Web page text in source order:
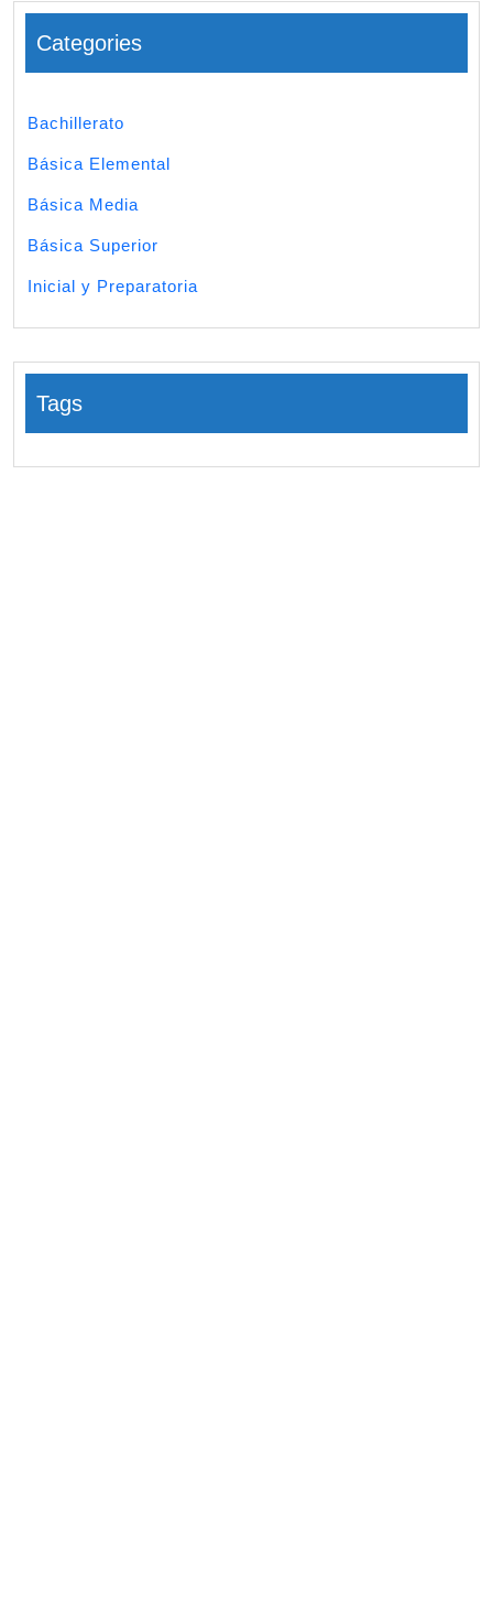
Categories
Bachillerato
Básica Elemental
Básica Media
Básica Superior
Inicial y Preparatoria
Tags